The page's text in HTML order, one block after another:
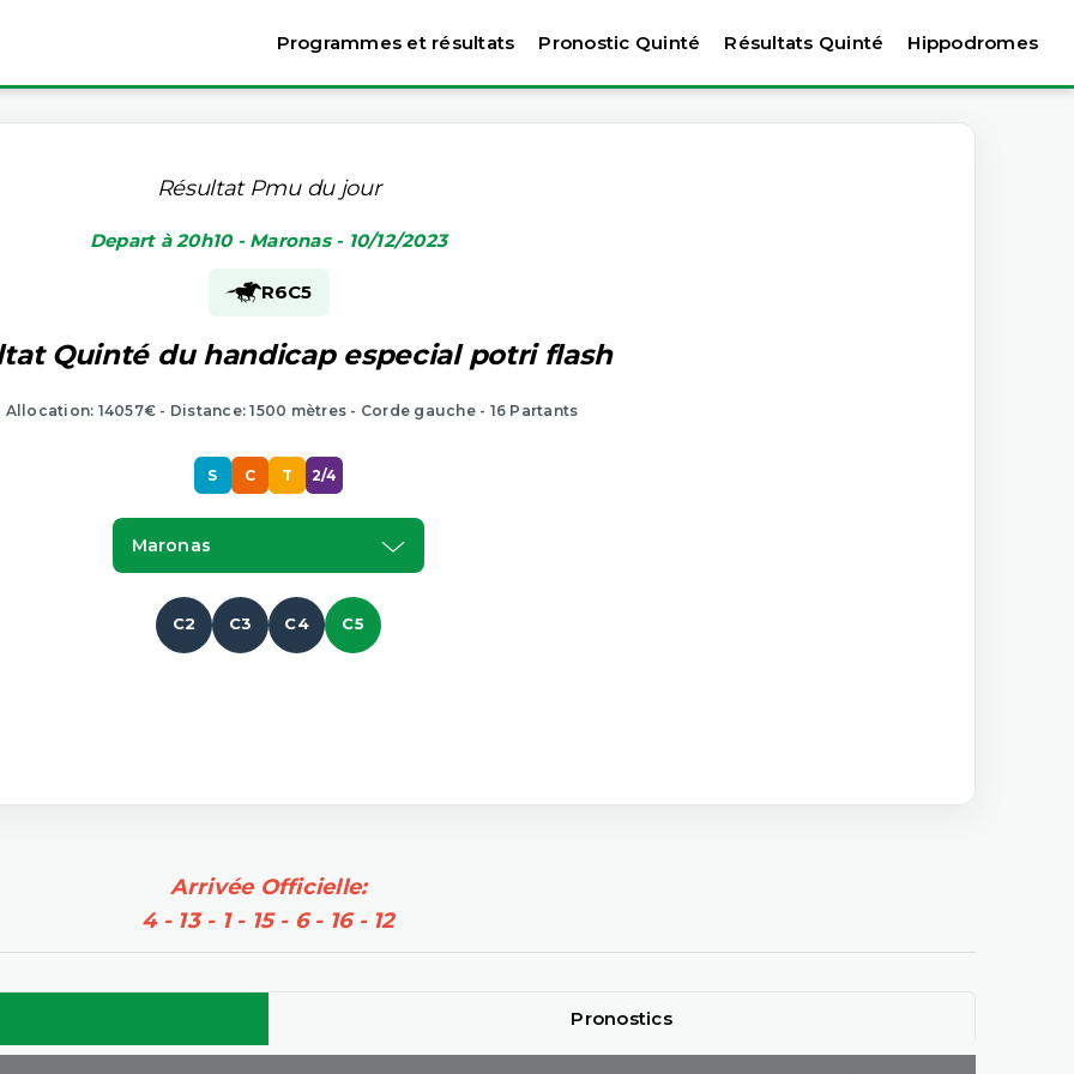
Programmes et résultats Pronostic Quinté Résultats Quinté Hippodromes
Résultat Pmu du jour
Depart à 20h10 - Maronas - 10/12/2023
R6C5
Quinté du handicap especial potri flash
Allocation: 14057€ - Distance: 1500 mètres - Corde gauche - 16 Partants
S C T 2/4
Maronas
C2 C3 C4 C5
Arrivée Officielle:
4 - 13 - 1 - 15 - 6 - 16 - 12
Pronostics